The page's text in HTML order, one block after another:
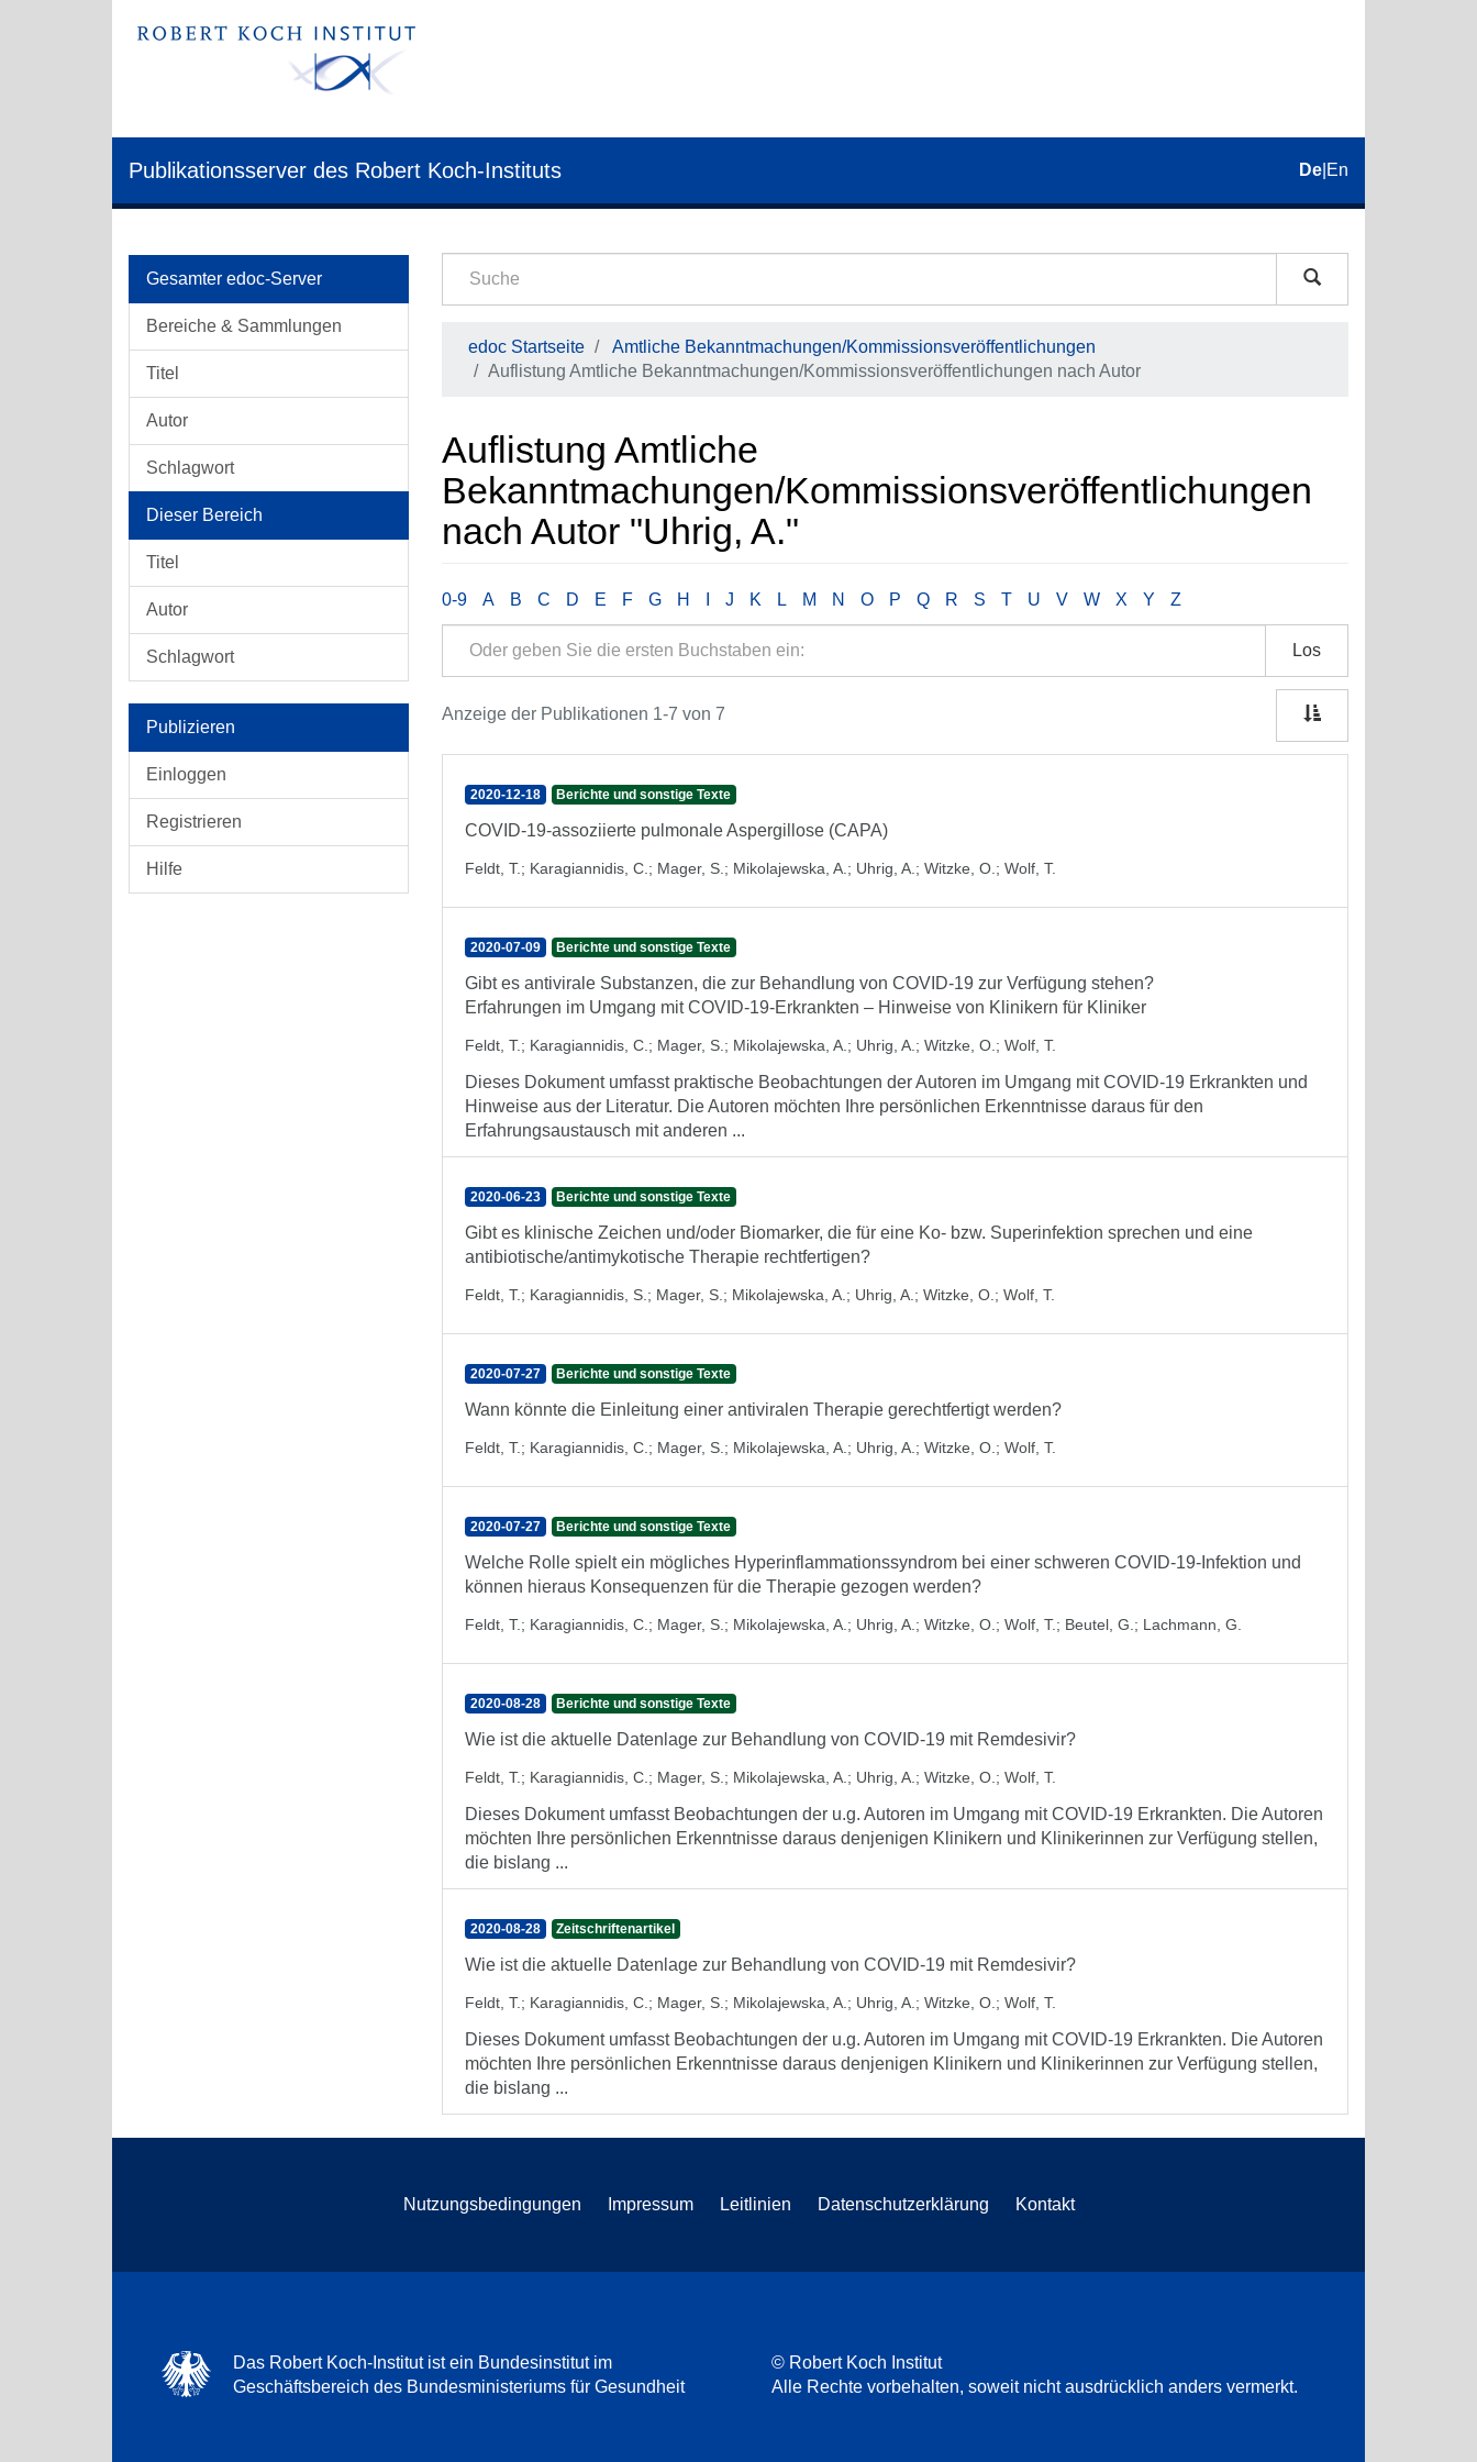
Publikationsserver des Robert Koch-Instituts De En
Gesamter edoc-Server
Bereiche & Sammlungen
Titel
Autor
Schlagwort
Dieser Bereich
Titel
Autor
Schlagwort
Publizieren
Einloggen
Registrieren
Hilfe
edoc Startseite
Amtliche Bekanntmachungen/Kommissionsveröffentlichungen
Auflistung Amtliche Bekanntmachungen/Kommissionsveröffentlichungen nach Autor
Auflistung Amtliche
Bekanntmachungen/Kommissionsveröffentlichungen
nach Autor "Uhrig, A."
0-9 A B C D E F G H J K L M N O P Q R S T U V W X Y Z
Los
Anzeige der Publikationen 1-7 von 7
2020-12-18 Berichte und sonstige Texte
COVID-19-assoziierte pulmonale Aspergillose (CAPA)
Feldt, T.; Karagiannidis, C. ; Mager, S. ; Mikolajewska, A. ; Uhrig, A. ; Witzke, O. ; Wolf, T.
2020-07-09 Berichte und sonstige Texte
Gibt es antivirale Substanzen, die zur Behandlung von COVID-19 zur Verfügung stehen?
Erfahrungen im Umgang mit COVID-19-Erkrankten – Hinweise von Klinikern für Kliniker
Feldt, T.; Karagiannidis, C. ; Mager, S. ; Mikolajewska, A. ; Uhrig, A. ; Witzke, O. ; Wolf, T.
Dieses Dokument umfasst praktische Beobachtungen der Autoren im Umgang mit COVID-19 Erkrankten und
Hinweise aus der Literatur. Die Autoren möchten Ihre persönlichen Erkenntnisse daraus für den
Erfahrungsaustausch mit anderen ...
2020-06-23 Berichte und sonstige Texte
Gibt es klinische Zeichen und/oder Biomarker, die für eine Ko- bzw. Superinfektion sprechen und eine
antibiotische/antimykotische Therapie rechtfertigen?
Feldt, T.; Karagiannidis, S. ; Mager, S. ; Mikolajewska, A. ; Uhrig, A. ; Witzke, O. ; Wolf, T.
2020-07-27 Berichte und sonstige Texte
Wann könnte die Einleitung einer antiviralen Therapie gerechtfertigt werden?
Feldt, T.; Karagiannidis, C. ; Mager, S. ; Mikolajewska, A. ; Uhrig, A. ; Witzke, O. ; Wolf, T.
2020-07-27 Berichte und sonstige Texte
Welche Rolle spielt ein mögliches Hyperinflammationssyndrom bei einer schweren COVID-19-Infektion und
können hieraus Konsequenzen für die Therapie gezogen werden?
Feldt, T.; Karagiannidis, C. ; Mager, S. ; Mikolajewska, A. ; Uhrig, A. ; Witzke, O. ; Wolf, T.; Beutel, G. ; Lachmann, G.
2020-08-28 Berichte und sonstige Texte
Wie ist die aktuelle Datenlage zur Behandlung von COVID-19 mit Remdesivir?
Feldt, T.; Karagiannidis, C. ; Mager, S. ; Mikolajewska, A. ; Uhrig, A. ; Witzke, O. ; Wolf, T.
Dieses Dokument umfasst Beobachtungen der u.g. Autoren im Umgang mit COVID-19 Erkrankten. Die Autoren
möchten Ihre persönlichen Erkenntnisse daraus denjenigen Klinikern und Klinikerinnen zur Verfügung stellen,
die bislang ...
2020-08-28 Zeitschriftenartikel
Wie ist die aktuelle Datenlage zur Behandlung von COVID-19 mit Remdesivir?
Feldt, T.; Karagiannidis, C. ; Mager, S. ; Mikolajewska, A. ; Uhrig, A. ; Witzke, O. ; Wolf, T.
Dieses Dokument umfasst Beobachtungen der u.g. Autoren im Umgang mit COVID-19 Erkrankten. Die Autoren
möchten Ihre persönlichen Erkenntnisse daraus denjenigen Klinikern und Klinikerinnen zur Verfügung stellen,
die bislang ...
Nutzungsbedingungen Impressum Leitlinien Datenschutzerklärung Kontakt
Das Robert Koch-Institut ist ein Bundesinstitut im
Geschäftsbereich des Bundesministeriums für Gesundheit
© Robert Koch Institut
Alle Rechte vorbehalten, soweit nicht ausdrücklich anders vermerkt.